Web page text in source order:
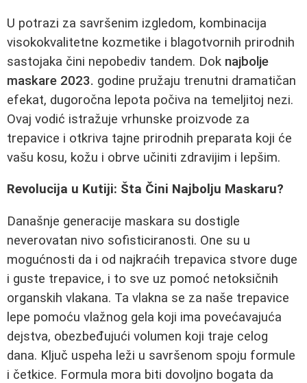
U potrazi za savršenim izgledom, kombinacija
visokokvalitetne kozmetike i blagotvornih prirodnih
sastojaka čini nepobediv tandem. Dok najbolje
maskare 2023. godine pružaju trenutni dramatičan
efekat, dugoročna lepota počiva na temeljitoj nezi.
Ovaj vodić istražuje vrhunske proizvode za
trepavice i otkriva tajne prirodnih preparata koji će
vašu kosu, kožu i obrve učiniti zdravijim i lepšim.
Revolucija u Kutiji: Šta Čini Najbolju Maskaru?
Današnje generacije maskara su dostigle
neverovatan nivo sofisticiranosti. One su u
mogućnosti da i od najkraćih trepavica stvore duge
i guste trepavice, i to sve uz pomoć netoksičnih
organskih vlakana. Ta vlakna se za naše trepavice
lepe pomoću vlažnog gela koji ima povećavajuća
dejstva, obezbeđujući volumen koji traje celog
dana. Ključ uspeha leži u savršenom spoju formule
i četkice. Formula mora biti dovoljno bogata da